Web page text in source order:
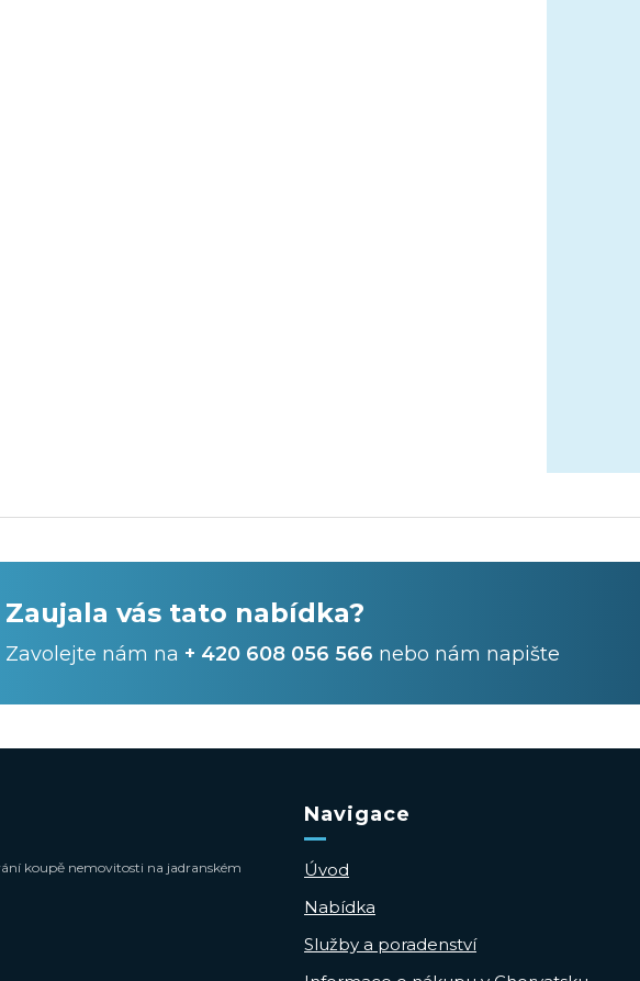
Zaujala vás tato nabídka?
Zavolejte nám na + 420 608 056 566 nebo nám napište
koupě nemovitosti na jadranském
Navigace
Úvod
Nabídka
Služby a poradenství